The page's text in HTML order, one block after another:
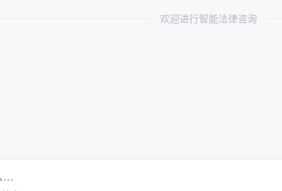
欢迎进行智能法律咨询